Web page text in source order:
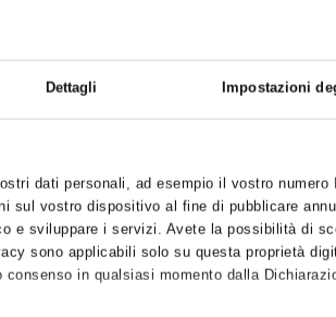
Dettagli Impostazioni
dati personali, ad esempio il vostro
sul vostro dispositivo al fine di pubblicare
e sviluppare i servizi. Avete la possibilità di
sono applicabili solo su questa proprietà
in qualsiasi momento dalla